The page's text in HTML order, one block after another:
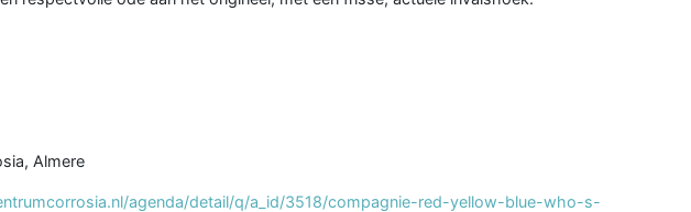
Almere
agenda/detail/q/a_id/3518/compagnie-red-yellow-blue-who-s-